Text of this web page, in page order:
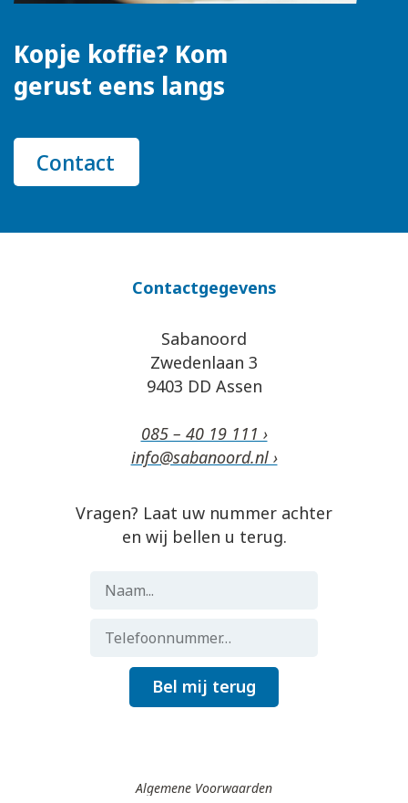
Kopje koffie? Kom
gerust eens langs
Contact
Contactgegevens
Sabanoord
Zwedenlaan 3
9403 DD Assen
085 – 40 19 111 ›
info@sabanoord.nl ›
Vragen? Laat uw nummer achter
en wij bellen u terug.
Bel mij terug
Algemene Voorwaarden